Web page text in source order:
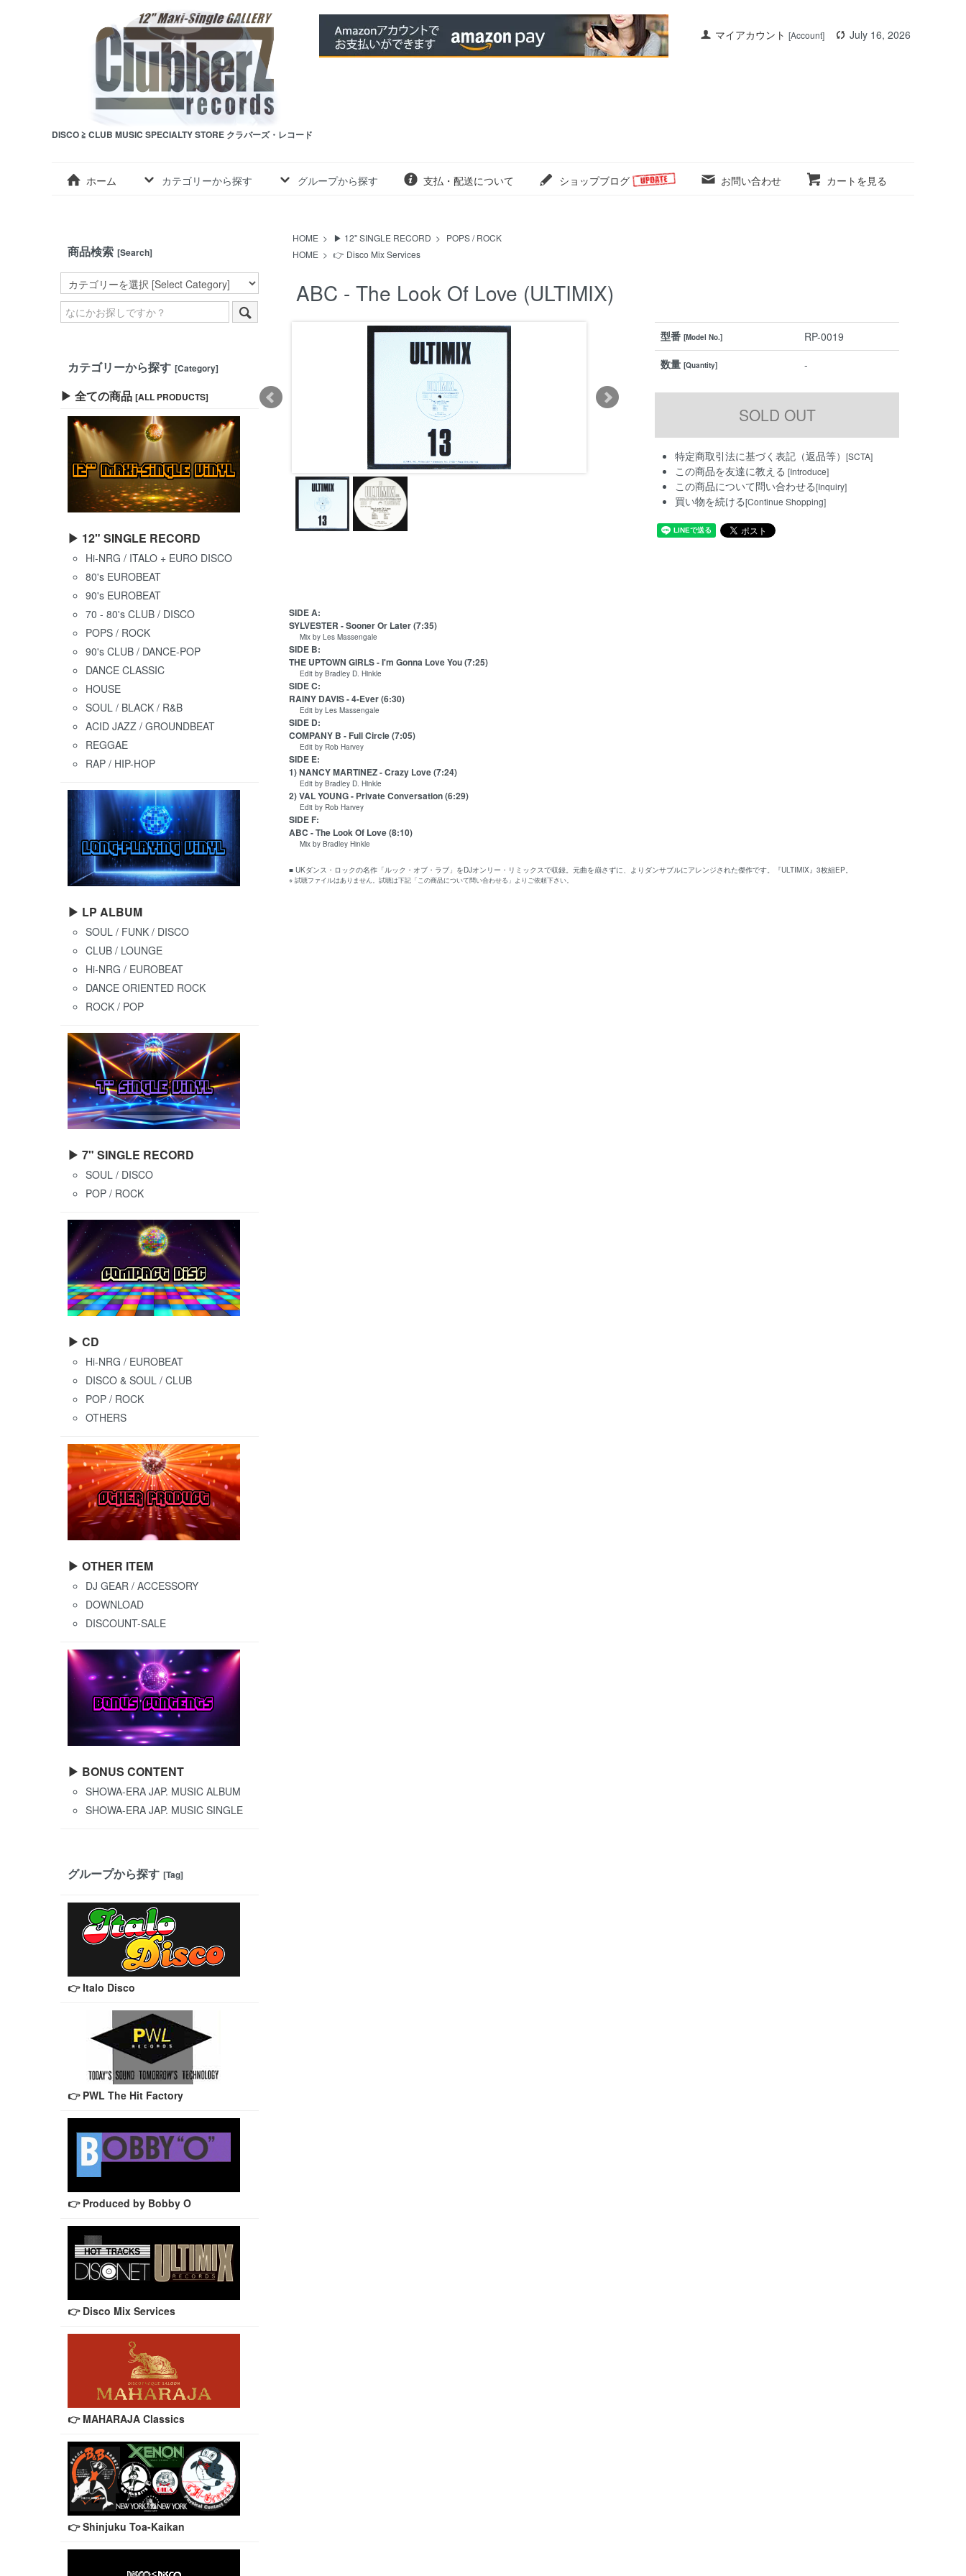
マイアカウント [Account] July 16, 2026
DISCO ≧ CLUB MUSIC SPECIALTY STORE クラバーズ・レコード
ホーム カテゴリーから探す グループから探す 支払・配送について ショップブログ お問い合わせ カートを見る
HOME > ▶ 12" SINGLE RECORD > POPS / ROCK
HOME > 👉 Disco Mix Services
ABC - The Look Of Love (ULTIMIX)
型番[Model No.]
RP-0019
数量[Quantity] -
特定商取引法に基づく表記（返品等）[SCTA]
この商品を友達に教える [Introduce]
この商品について問い合わせる[Inquiry]
買い物を続ける[Continue Shopping]
SIDE A:
SYLVESTER - Sooner Or Later (7:35)
Mix by Les Massengale
SIDE B:
THE UPTOWN GIRLS - I'm Gonna Love You (7:25)
Edit by Bradley D. Hinkle
SIDE C:
RAINY DAVIS - 4-Ever (6:30)
Edit by Les Massengale
SIDE D:
COMPANY B - Full Circle (7:05)
Edit by Rob Harvey
SIDE E:
1) NANCY MARTINEZ - Crazy Love (7:24)
Edit by Bradley D. Hinkle
2) VAL YOUNG - Private Conversation (6:29)
Edit by Rob Harvey
SIDE F:
ABC - The Look Of Love (8:10)
Mix by Bradley Hinkle
■ UKダンス・ロックの名作「ルック・オブ・ラブ」をDJオンリー・リミックスで収録。元曲を崩さずに、よりダンサブルにアレンジされた傑作です。『ULTIMIX』3枚組EP。
※ 試聴ファイルはありません。試聴は下記「この商品について問い合わせる」よりご依頼下さい。
商品検索 [Search]
カテゴリーから探す [Category]
▶ 全ての商品 [ALL PRODUCTS]
▶ 12" SINGLE RECORD
Hi-NRG / ITALO + EURO DISCO
80's EUROBEAT
90's EUROBEAT
70 - 80's CLUB / DISCO
POPS / ROCK
90's CLUB / DANCE-POP
DANCE CLASSIC
HOUSE
SOUL / BLACK / R&B
ACID JAZZ / GROUNDBEAT
REGGAE
RAP / HIP-HOP
▶ LP ALBUM
SOUL / FUNK / DISCO
CLUB / LOUNGE
Hi-NRG / EUROBEAT
DANCE ORIENTED ROCK
ROCK / POP
▶ 7" SINGLE RECORD
SOUL / DISCO
POP / ROCK
▶ CD
Hi-NRG / EUROBEAT
DISCO & SOUL / CLUB
POP / ROCK
OTHERS
▶ OTHER ITEM
DJ GEAR / ACCESSORY
DOWNLOAD
DISCOUNT-SALE
▶ BONUS CONTENT
SHOWA-ERA JAP. MUSIC ALBUM
SHOWA-ERA JAP. MUSIC SINGLE
グループから探す [Tag]
👉 Italo Disco
👉 PWL The Hit Factory
👉 Produced by Bobby O
👉 Disco Mix Services
👉 MAHARAJA Classics
👉 Shinjuku Toa-Kaikan